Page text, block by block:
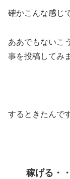
確かこんな感じ
ああでもないこ
事を投稿してみ
するときたんで
稼げる・・